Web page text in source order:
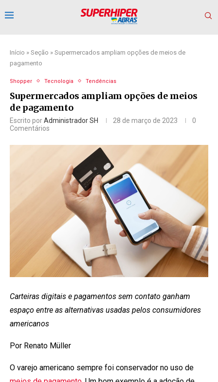
Início » Seção » Supermercados ampliam opções de meios de
pagamento
Shopper Tecnologia Tendências
Supermercados ampliam opções de meios
de pagamento
Escrito porAdministrador SH 28 de março de 2023
0
Comentários
Carteiras digitais e pagamentos sem contato ganham
espaço entre as alternativas usadas pelos consumidores
americanos
Por Renato Müller
O varejo americano sempre foi conservador no uso de